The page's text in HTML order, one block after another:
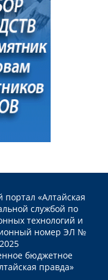
«Алтайская
службой по
технологий и
номер ЭЛ №
бюджетное
правда»